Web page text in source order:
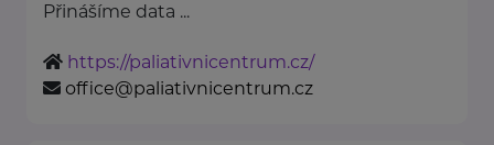
Přinášíme data ...
https://paliativnicentrum.cz/
office@paliativnicentrum.cz